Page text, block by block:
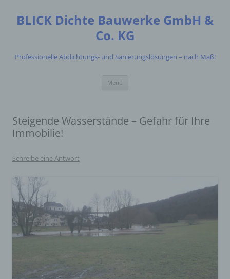
springen
BLICK Dichte Bauwerke GmbH &
Co. KG
Professionelle Abdichtungs- und Sanierungslösungen – nach Maß!
Menü
Steigende Wasserstände – Gefahr für Ihre
Immobilie!
Schreibe eine Antwort